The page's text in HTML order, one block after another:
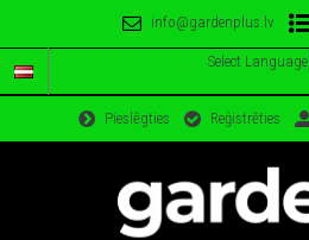
info@gardenplus.lv
Select Language
Pieslēgties Reģistrēties